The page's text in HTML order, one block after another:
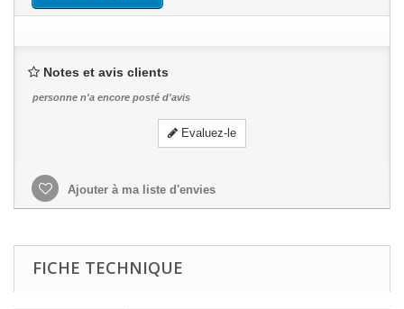
Notes et avis clients
personne n'a encore posté d'avis
Evaluez-le
Ajouter à ma liste d'envies
FICHE TECHNIQUE